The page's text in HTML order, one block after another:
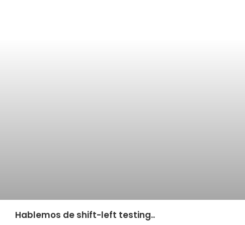
Hablemos de shift-left testing..